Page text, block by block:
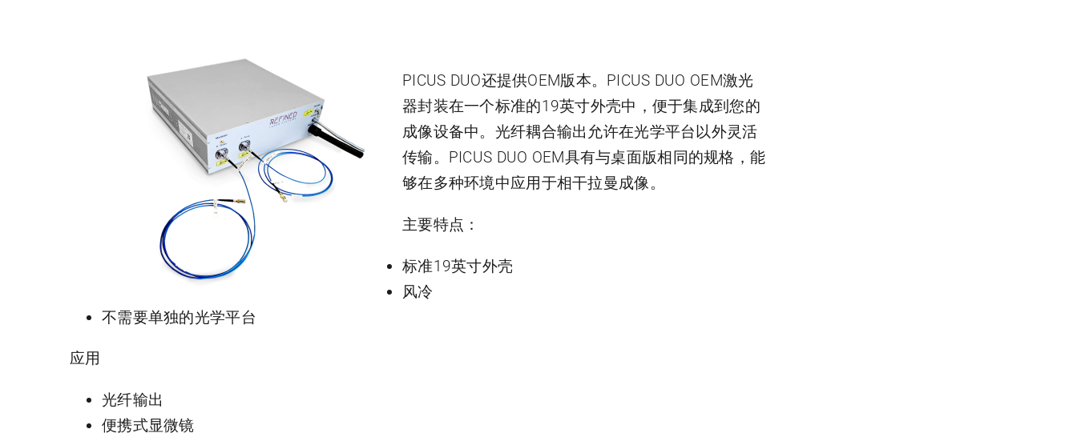
PICUS DUO还提供OEM版本。PICUS DUO OEM激光
器封装在一个标准的19英寸外壳中，便于集成到您的
成像设备中。光纤耦合输出允许在光学平台以外灵活
传输。PICUS DUO OEM具有与桌面版相同的规格，能
够在多种环境中应用于相干拉曼成像。
主要特点：
标准19英寸外壳
风冷
不需要单独的光学平台
应用
光纤输出
便携式显微镜